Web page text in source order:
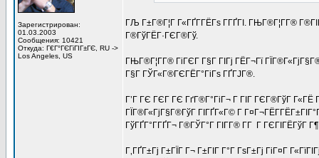
Зарегистрирован:
01.03.2003
Сообщения: 10421
Откуда: Г€Г°ГЄГіГІГ±ГЄ, RU ->
Los Angeles, US
ГЉ Г±Г®Г¦Г Г«ГҐГ­ГЁГѕ Г­ГҐГІ. ГЊГ®Г¦Г­Г®
Г®ГўГЁГ·ГЄГ®Гў.
ГЊГ®Г¦Г­Г® ГіГЄГ Г§Г ГІГј ГЁГ¬Гї
Г§Г ГЎГ«Г®ГЄГЁГ°ГіГѕ ГҐГЈГ®.
Г’Г ГЄ ГЄГ ГЄ ГґГ®Г°ГіГ¬ Г ГІГ ГЄГ®ГўГ
ГЇГ®Г«ГјГ§Г®ГўГ ГІГҐГ«Г© Г
ГўГҐГ°Г­ГҐГ¬ Г®ГЎГ°Г ГІГ­Г® Г­Г Г ГЄГІГЁГўГ
Г‚ГҐГ±Гј Г±ГЇГ Г¬ Г±ГІГ Г°Г ГѕГ±Гј ГіГ¤Г